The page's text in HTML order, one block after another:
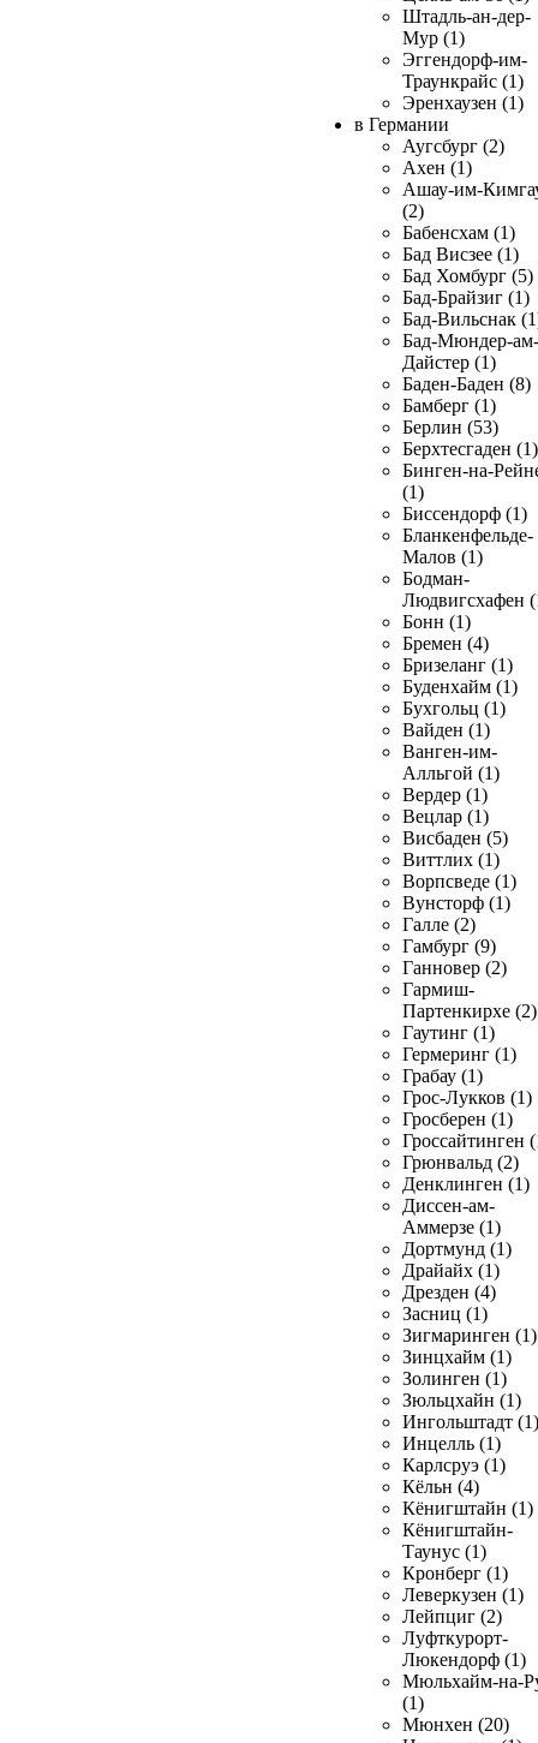
Штадль-ан-дер-
Мур (1)
Эггендорф-им-
Траункрайс (1)
Эренхаузен (1)
в Германии
Аугсбург (2)
Ахен (1)
Ашау-им-
(2)
Бабенсхам (1)
Бад Висзее (1)
Бад Хомбург (5)
Бад-Брайзиг (1)
Бад-Вильснак
Бад-Мюндер-ам-
Дайстер (1)
Баден-Баден (8)
Бамберг (1)
Берлин (53)
Берхтесгаден (1)
Бинген-на-
(1)
Биссендорф (1)
Бланкенфельде-
Малов (1)
Бодман-
Людвигсхафен
Бонн (1)
Бремен (4)
Бризеланг (1)
Буденхайм (1)
Бухгольц (1)
Вайден (1)
Ванген-им-
Алльгой (1)
Вердер (1)
Вецлар (1)
Висбаден (5)
Виттлих (1)
Ворпсведе (1)
Вунсторф (1)
Галле (2)
Гамбург (9)
Ганновер (2)
Гармиш-
Партенкирхе (2)
Гаутинг (1)
Гермеринг (1)
Грабау (1)
Грос-Лукков (1)
Гросберен (1)
Гроссайтинген
Грюнвальд (2)
Денклинген (1)
Диссен-ам-
Аммерзе (1)
Дортмунд (1)
Драйайх (1)
Дрезден (4)
Засниц (1)
Зигмаринген (1)
Зинцхайм (1)
Золинген (1)
Зюльцхайн (1)
Ингольштадт (1)
Инцелль (1)
Карлсруэ (1)
Кёльн (4)
Кёнигштайн (1)
Кёнигштайн-
Таунус (1)
Кронберг (1)
Леверкузен (1)
Лейпциг (2)
Луфткурорт-
Люкендорф (1)
Мюльхайм-на-
(1)
Мюнхен (20)